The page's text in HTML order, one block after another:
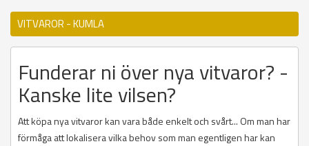
VITVAROR - KUMLA
Funderar ni över nya vitvaror? -
Kanske lite vilsen?
Att köpa nya vitvaror kan vara både enkelt och svårt... Om man har
förmåga att lokalisera vilka behov som man egentligen har kan